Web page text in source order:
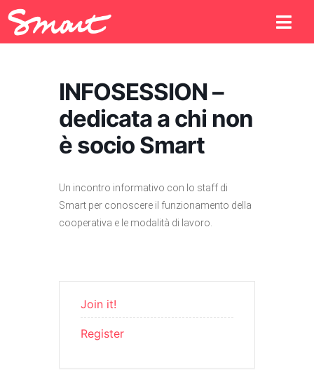
INFOSESSION –
dedicata a chi non
è socio Smart
Un incontro informativo con lo staff di
Smart per conoscere il funzionamento della
cooperativa e le modalità di lavoro.
Join it!
Register